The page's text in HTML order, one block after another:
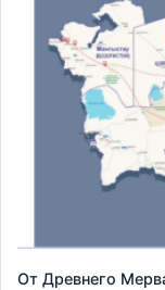
От Древнего